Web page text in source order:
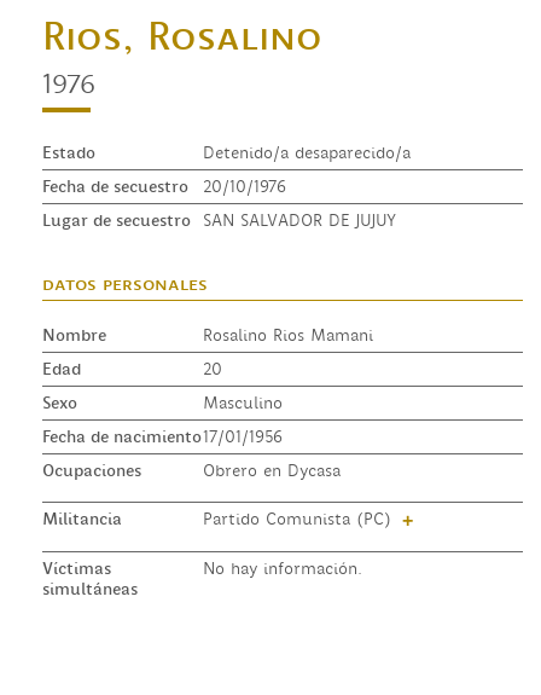
Rios, Rosalino
1976
Estado
Detenido/a desaparecido/a
Fecha de secuestro
20/10/1976
Lugar de secuestro
SAN SALVADOR DE JUJUY
datos personales
Nombre
Rosalino Rios Mamani
Edad
20
Sexo
Masculino
Fecha de nacimiento17/01/1956
Ocupaciones
Obrero en Dycasa
Militancia Partido Comunista (PC) +
Víctimas
simultáneas
No hay información.